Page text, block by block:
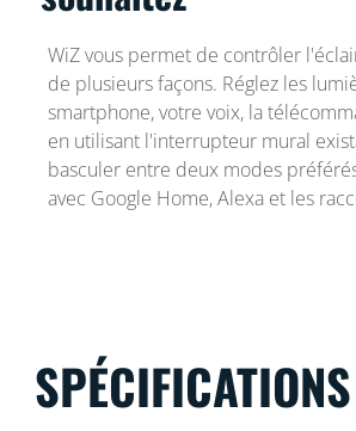
WiZ vous permet de contrôler
de plusieurs façons. Réglez les
smartphone, votre voix, la
en utilisant l'interrupteur mural
basculer entre deux modes
avec Google Home, Alexa et les
SPÉCIFICATIONS